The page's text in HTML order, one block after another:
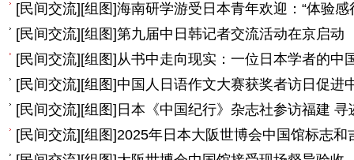
[民间交流] [组图]海南研学游受日本青年欢迎：“体验感
[民间交流] [组图]第九届中日韩记者交流活动在京启动
[民间交流] [组图]从书中走向现实：一位日本学者的中
[民间交流] [组图]中国人日语作文大赛获奖者访日促进
[民间交流] [组图] 日本《中国纪行》杂志社参访福建 寻
[民间交流] [组图]2025年日本大阪世博会中国馆标志和